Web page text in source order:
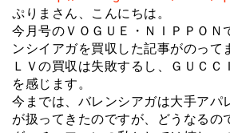
ぷりまさん、こんにちは。
今月号のＶＯＧＵＥ・ＮＩＰＰＯＮ
ンシイアガを買収した記事がのって
ＬＶの買収は失敗するし、ＧＵＣＣ
を感じます。
今までは、バレンシアガは大手アパ
が扱ってきたのですが、どうなるの